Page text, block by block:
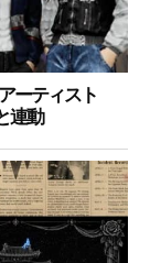
ーティスト
連動